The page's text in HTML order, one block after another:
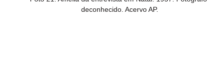
deconhecido. Acervo AP.